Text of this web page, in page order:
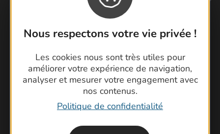
Nous respectons votre vie privée !
Les cookies nous sont très utiles pour
améliorer votre expérience de navigation,
analyser et mesurer votre engagement avec
nos contenus.
Politique de confidentialité
Contactez-nous !
Foire aux questions
Brochures
Cartoguides et Topoguides